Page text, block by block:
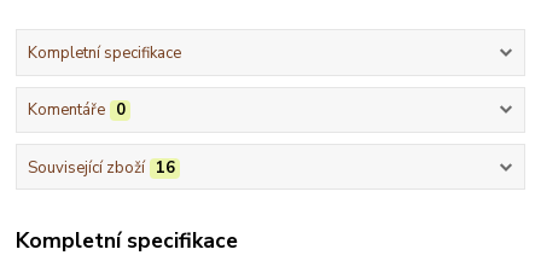
Kompletní specifikace
Komentáře 0
Související zboží 16
Kompletní specifikace